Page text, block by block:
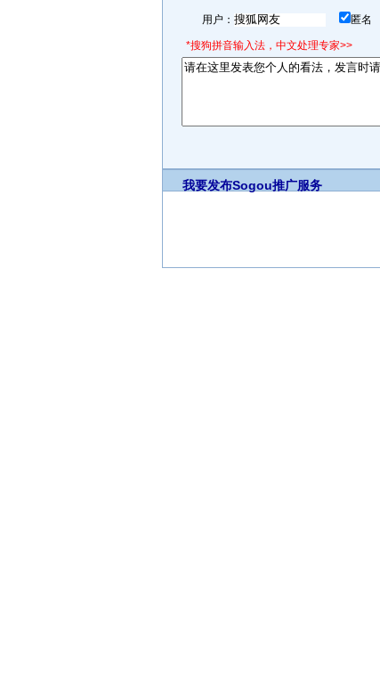
用户： 匿名
*搜狗拼音输入法，中文处理专家>>
我要发布Sogou推广服务